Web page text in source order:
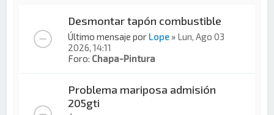
Desmontar tapón combustible
Último mensaje por Lope » Lun, Ago 03
2026, 14:11
Foro: Chapa-Pintura
Problema mariposa admisión
205gti